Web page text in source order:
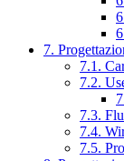
7.
7.1.
7.2.
7.3.
7.4.
7.5.